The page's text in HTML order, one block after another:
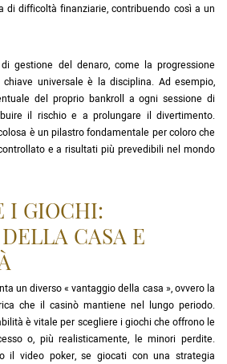
di difficoltà finanziarie, contribuendo così a un
gestione del denaro, come la progressione
universale è la disciplina. Ad esempio,
del proprio bankroll a ogni sessione di
il rischio e a prolungare il divertimento.
è un pilastro fondamentale per coloro che
e a risultati più prevedibili nel mondo
I GIOCHI:
CASA E
un diverso « vantaggio della casa », ovvero la
che il casinò mantiene nel lungo periodo.
è vitale per scegliere i giochi che offrono le
o, più realisticamente, le minori perdite.
il video poker, se giocati con una strategia